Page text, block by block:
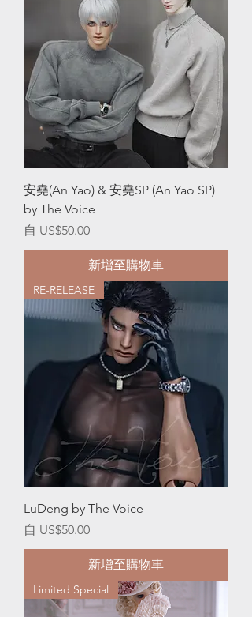
安堯(An Yao) & 安堯SP (An Yao SP)
by The Voice
自 US$50.00
促銷價格
新增至購物車
RE-RELEASE
LuDeng by The Voice
自 US$50.00
促銷價格
新增至購物車
Limited Special